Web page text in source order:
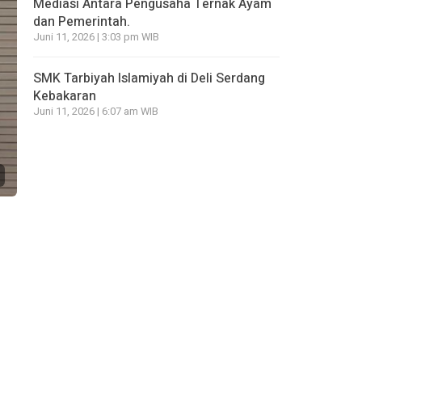
Mediasi Antara Pengusaha Ternak Ayam
dan Pemerintah.
Juni 11, 2026 | 3:03 pm WIB
SMK Tarbiyah Islamiyah di Deli Serdang
Kebakaran
Juni 11, 2026 | 6:07 am WIB